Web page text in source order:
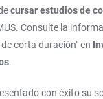
cursar estudios de
Consulte la
corta duración" en
.
con éxito su